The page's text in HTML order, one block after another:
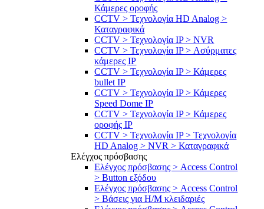
Κάμερες οροφής
CCTV > Τεχνολογία HD Analog >
Καταγραφικά
CCTV > Τεχνολογία IP > NVR
CCTV > Τεχνολογία IP > Ασύρματες
κάμερες IP
CCTV > Τεχνολογία IP > Κάμερες
bullet IP
CCTV > Τεχνολογία IP > Κάμερες
Speed Dome IP
CCTV > Τεχνολογία IP > Κάμερες
οροφής IP
CCTV > Τεχνολογία IP > Τεχνολογία
HD Analog > NVR > Καταγραφικά
Ελέγχος πρόσβασης
Ελέγχος πρόσβασης > Access Control
> Button εξόδου
Ελέγχος πρόσβασης > Access Control
> Βάσεις για Η/Μ κλειδαριές